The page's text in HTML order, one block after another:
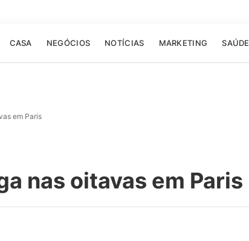
CASA NEGÓCIOS NOTÍCIAS MARKETING SAÚDE
em Paris
nas oitavas em Paris